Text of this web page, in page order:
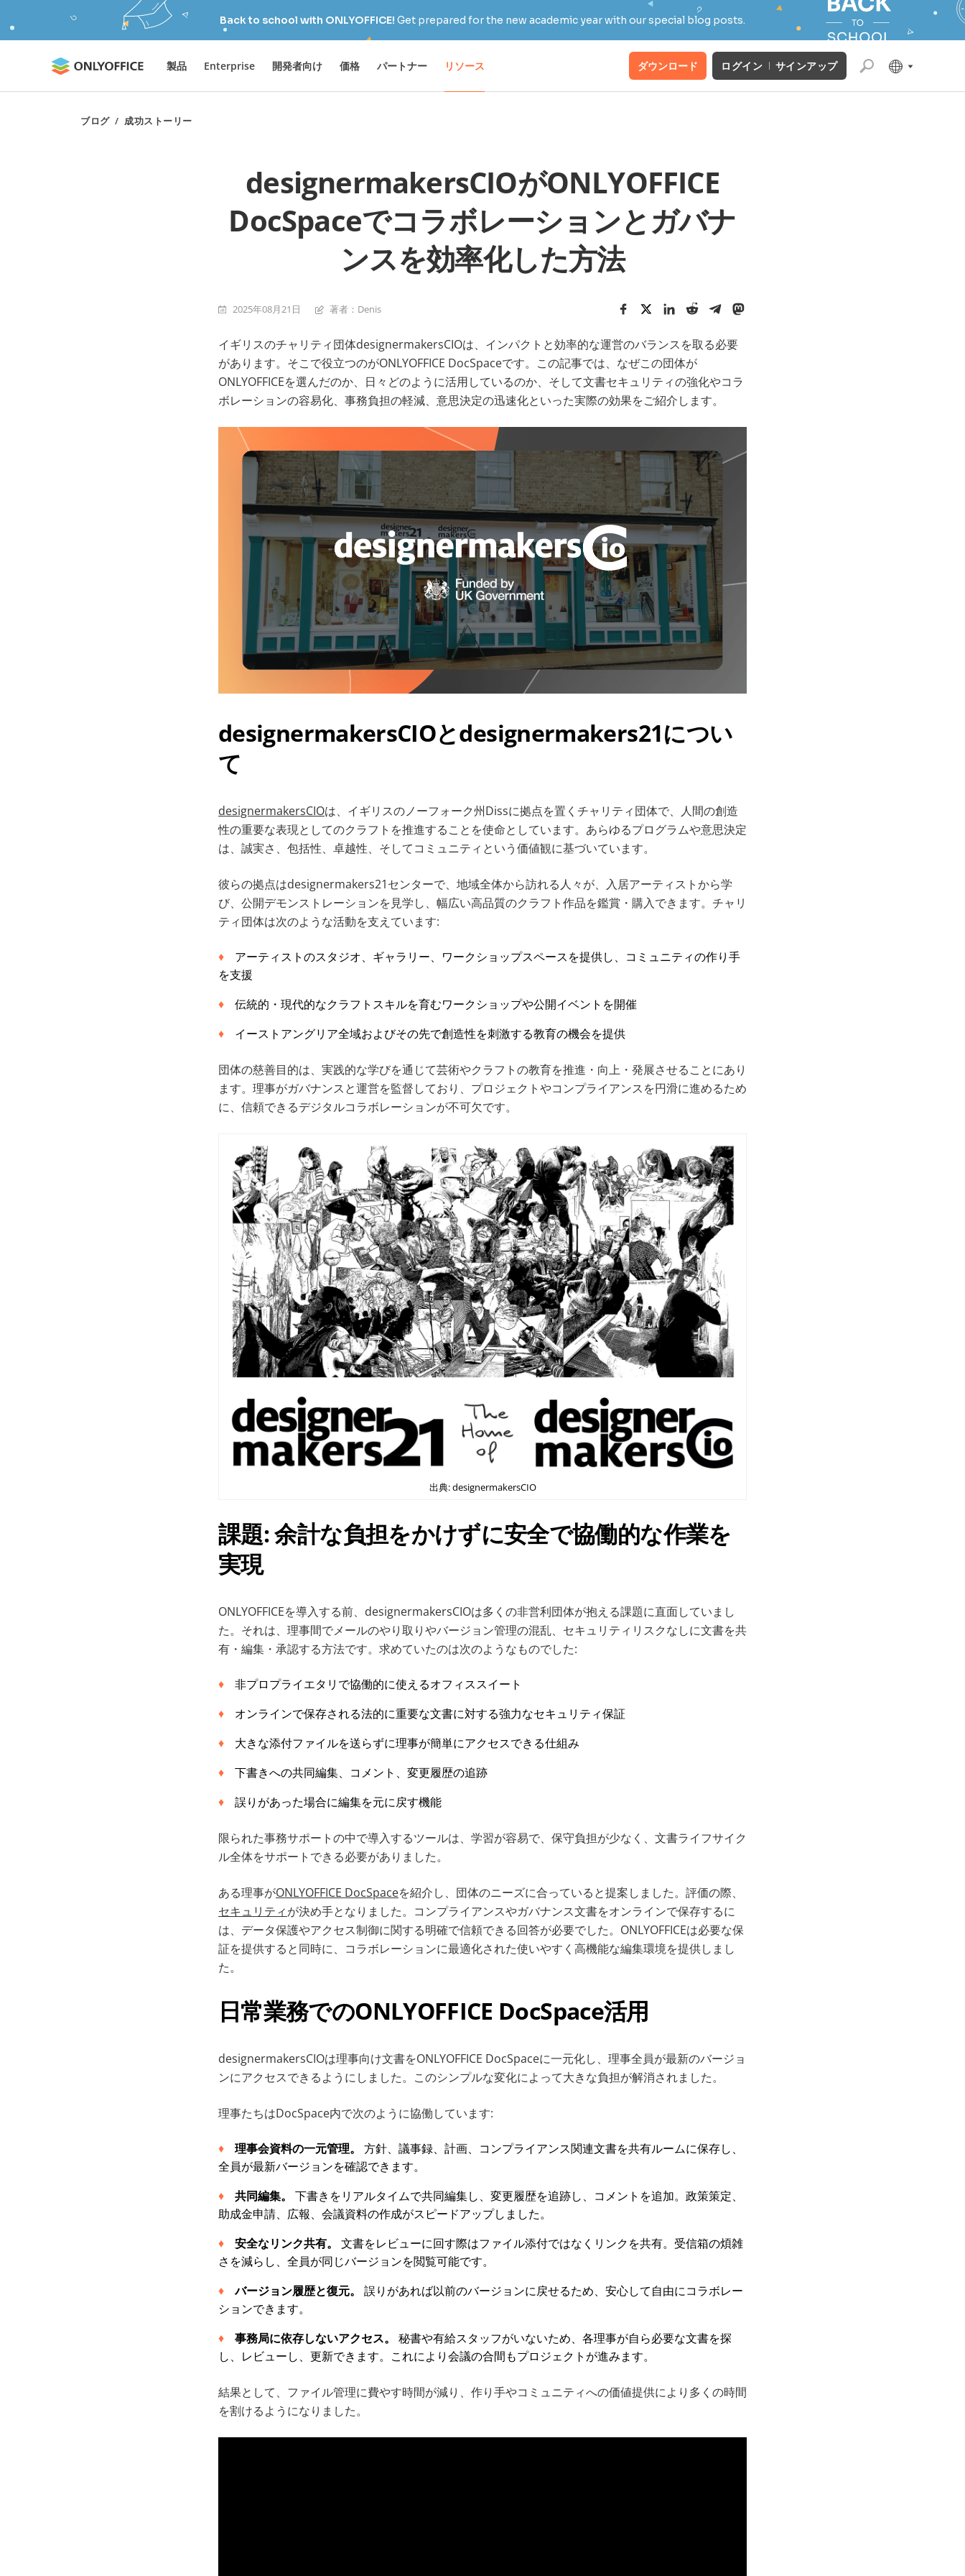
Back to school with ONLYOFFICE! Get prepared for the new academic year with our special blog posts.
製品 Enterprise 開発者向け 価格 パートナー リソース ダウンロード ログイン サインアップ
ブログ/成功ストーリー
designermakersCIOがONLYOFFICE
DocSpaceでコラボレーションとガバナ
ンスを効率化した方法
2025年08月21日 著者：Denis
イギリスのチャリティ団体designermakersCIOは、インパクトと効率的な運営のバランスを取る必要
があります。そこで役立つのがONLYOFFICE DocSpaceです。この記事では、なぜこの団体が
ONLYOFFICEを選んだのか、日々どのように活用しているのか、そして文書セキュリティの強化やコラ
ボレーションの容易化、事務負担の軽減、意思決定の迅速化といった実際の効果をご紹介します。
designermakersCIOとdesignermakers21につい
て
designermakersCIOは、イギリスのノーフォーク州Dissに拠点を置くチャリティ団体で、人間の創造
性の重要な表現としてのクラフトを推進することを使命としています。あらゆるプログラムや意思決定
は、誠実さ、包括性、卓越性、そしてコミュニティという価値観に基づいています。
彼らの拠点はdesignermakers21センターで、地域全体から訪れる人々が、入居アーティストから学
び、公開デモンストレーションを見学し、幅広い高品質のクラフト作品を鑑賞・購入できます。チャリ
ティ団体は次のような活動を支えています:
アーティストのスタジオ、ギャラリー、ワークショップスペースを提供し、コミュニティの作り手
を支援
伝統的・現代的なクラフトスキルを育むワークショップや公開イベントを開催
イーストアングリア全域およびその先で創造性を刺激する教育の機会を提供
団体の慈善目的は、実践的な学びを通じて芸術やクラフトの教育を推進・向上・発展させることにあり
ます。理事がガバナンスと運営を監督しており、プロジェクトやコンプライアンスを円滑に進めるため
に、信頼できるデジタルコラボレーションが不可欠です。
出典: designermakersCIO
課題: 余計な負担をかけずに安全で協働的な作業を
実現
ONLYOFFICEを導入する前、designermakersCIOは多くの非営利団体が抱える課題に直面していまし
た。それは、理事間でメールのやり取りやバージョン管理の混乱、セキュリティリスクなしに文書を共
有・編集・承認する方法です。求めていたのは次のようなものでした:
非プロプライエタリで協働的に使えるオフィススイート
オンラインで保存される法的に重要な文書に対する強力なセキュリティ保証
大きな添付ファイルを送らずに理事が簡単にアクセスできる仕組み
下書きへの共同編集、コメント、変更履歴の追跡
誤りがあった場合に編集を元に戻す機能
限られた事務サポートの中で導入するツールは、学習が容易で、保守負担が少なく、文書ライフサイク
ル全体をサポートできる必要がありました。
ある理事がONLYOFFICE DocSpaceを紹介し、団体のニーズに合っていると提案しました。評価の際、
セキュリティが決め手となりました。コンプライアンスやガバナンス文書をオンラインで保存するに
は、データ保護やアクセス制御に関する明確で信頼できる回答が必要でした。ONLYOFFICEは必要な保
証を提供すると同時に、コラボレーションに最適化された使いやすく高機能な編集環境を提供しまし
た。
日常業務でのONLYOFFICE DocSpace活用
designermakersCIOは理事向け文書をONLYOFFICE DocSpaceに一元化し、理事全員が最新のバージョ
ンにアクセスできるようにしました。このシンプルな変化によって大きな負担が解消されました。
理事たちはDocSpace内で次のように協働しています:
理事会資料の一元管理。
方針、議事録、計画、コンプライアンス関連文書を共有ルームに保存し、
全員が最新バージョンを確認できます。
共同編集。
下書きをリアルタイムで共同編集し、変更履歴を追跡し、コメントを追加。政策策定、
助成金申請、広報、会議資料の作成がスピードアップしました。
安全なリンク共有。
文書をレビューに回す際はファイル添付ではなくリンクを共有。受信箱の煩雑
さを減らし、全員が同じバージョンを閲覧可能です。
バージョン履歴と復元。
誤りがあれば以前のバージョンに戻せるため、安心して自由にコラボレー
ションできます。
事務局に依存しないアクセス。
秘書や有給スタッフがいないため、各理事が自ら必要な文書を探
し、レビューし、更新できます。これにより会議の合間もプロジェクトが進みます。
結果として、ファイル管理に費やす時間が減り、作り手やコミュニティへの価値提供により多くの時間
を割けるようになりました。